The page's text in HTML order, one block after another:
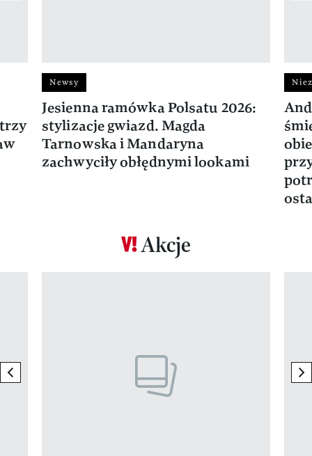
Newsy
Jesienna ramówka Polsatu 2026:
stylizacje gwiazd. Magda
Tarnowska i Mandaryna
zachwyciły obłędnymi lookami
Akcje
previous element